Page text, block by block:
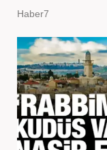
Haber7